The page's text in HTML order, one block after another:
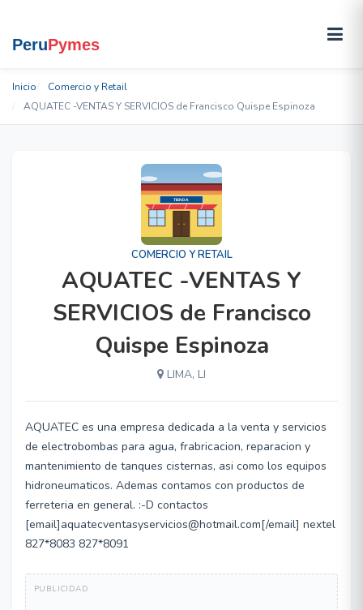
Inicio
Comercio y Retail
AQUATEC -VENTAS Y SERVICIOS de Francisco Quispe Espinoza
COMERCIO Y RETAIL
AQUATEC -VENTAS Y
SERVICIOS de Francisco
Quispe Espinoza
LIMA, LI
AQUATEC es una empresa dedicada a la venta y servicios
de electrobombas para agua, frabricacion, reparacion y
mantenimiento de tanques cisternas, asi como los equipos
hidroneumaticos. Ademas contamos con productos de
ferreteria en general. :-D contactos
[email]aquatecventasyservicios@hotmail.com[/email] nextel
827*8083 827*8091